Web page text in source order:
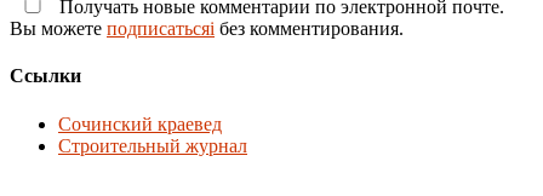
Получать новые комментарии по электронной почте.
Вы можете подписатьсяi без комментирования.
Ссылки
Сочинский краевед
Строительный журнал